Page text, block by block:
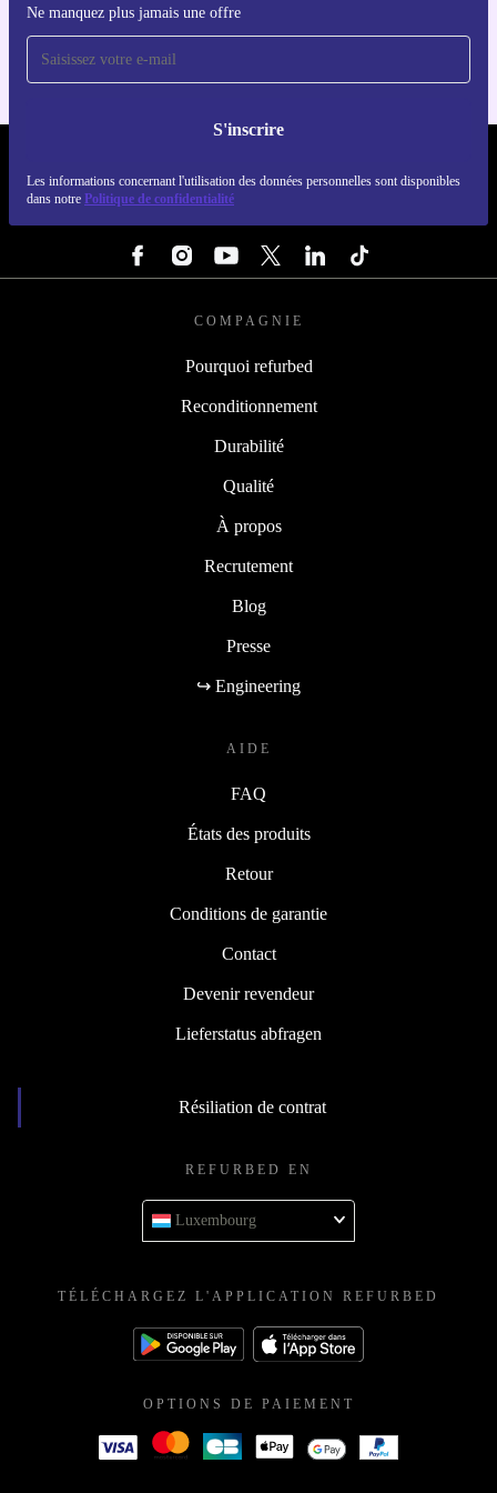
Ne manquez plus jamais une offre
S'inscrire
Les informations concernant l'utilisation des données personnelles sont disponibles
dans notre Politique de confidentialité
Pour iOS et Android
COMPAGNIE
Pourquoi refurbed
Reconditionnement
Durabilité
Qualité
À propos
Recrutement
Blog
Presse
↪ Engineering
AIDE
FAQ
États des produits
Retour
Conditions de garantie
Contact
Devenir revendeur
Lieferstatus abfragen
Résiliation de contrat
REFURBED EN
Luxembourg
TÉLÉCHARGEZ L'APPLICATION REFURBED
OPTIONS DE PAIEMENT